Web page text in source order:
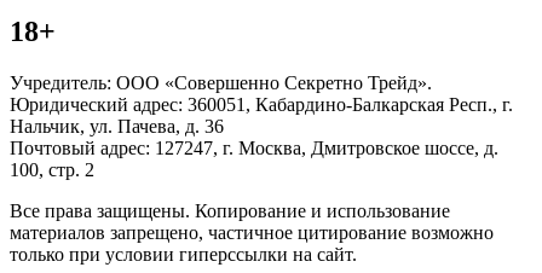
18+
Учредитель: ООО «Совершенно Секретно Трейд».
Юридический адрес: 360051, Кабардино-Балкарская Респ., г.
Нальчик, ул. Пачева, д. 36
Почтовый адрес: 127247, г. Москва, Дмитровское шоссе, д.
100, стр. 2
Все права защищены. Копирование и использование
материалов запрещено, частичное цитирование возможно
только при условии гиперссылки на сайт.